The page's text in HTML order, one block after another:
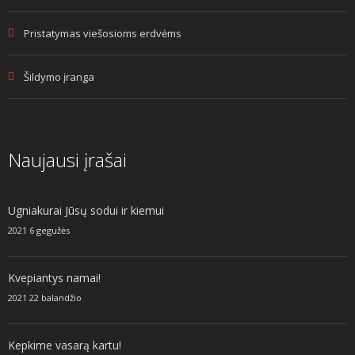
Pristatymas viešosioms erdvėms
Šildymo įranga
Naujausi įrašai
Ugniakurai Jūsų sodui ir kiemui
2021 6 gegužės
Kvepiantys namai!
2021 22 balandžio
Kepkime vasarą kartu!